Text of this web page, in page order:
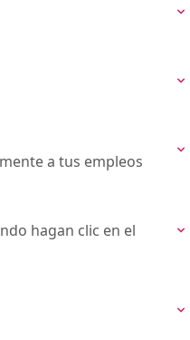
a tus empleos
hagan clic en el